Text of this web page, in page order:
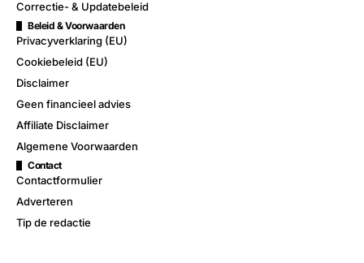
Correctie- & Updatebeleid
Beleid & Voorwaarden
Privacyverklaring (EU)
Cookiebeleid (EU)
Disclaimer
Geen financieel advies
Affiliate Disclaimer
Algemene Voorwaarden
Contact
Contactformulier
Adverteren
Tip de redactie